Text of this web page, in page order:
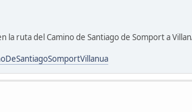
del Camino de Santiago de Somport a